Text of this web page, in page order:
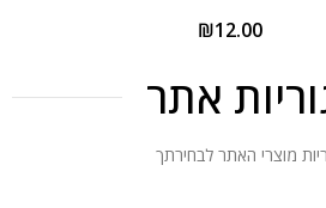
₪12.00
אתר
מוצרי האתר לבחירתך